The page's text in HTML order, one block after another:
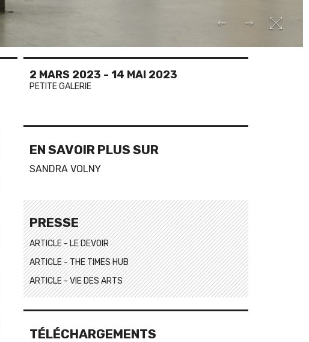
2 MARS 2023 - 14 MAI 2023
PETITE GALERIE
EN SAVOIR PLUS SUR
SANDRA VOLNY
PRESSE
ARTICLE - LE DEVOIR
ARTICLE - THE TIMES HUB
ARTICLE - VIE DES ARTS
TÉLÉCHARGEMENTS